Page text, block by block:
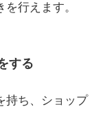
行えます。
する
持ち、ショップ